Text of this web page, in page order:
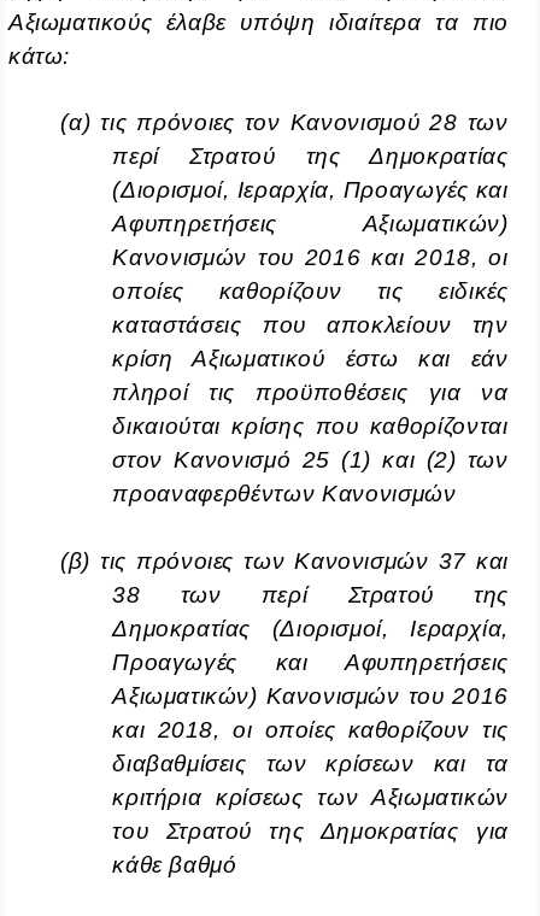
Αξιωματικούς έλαβε υπόψη ιδιαίτερα τα πιο
κάτω:
(α) τις πρόνοιες τον Κανονισμού 28 των
περί Στρατού της Δημοκρατίας
(Διορισμοί, Ιεραρχία, Προαγωγές και
Αφυπηρετήσεις Αξιωματικών)
Κανονισμών του 2016 και 2018, οι
οποίες καθορίζουν τις ειδικές
καταστάσεις που αποκλείουν την
κρίση Αξιωματικού έστω και εάν
πληροί τις προϋποθέσεις για να
δικαιούται κρίσης που καθορίζονται
στον Κανονισμό 25 (1) και (2) των
προαναφερθέντων Κανονισμών
(β)τις πρόνοιες των Κανονισμών 37 και
38 των περί Στρατού της
Δημοκρατίας (Διορισμοί, Ιεραρχία,
Προαγωγές και Αφυπηρετήσεις
Αξιωματικών) Κανονισμών του 2016
και 2018, οι οποίες καθορίζουν τις
διαβαθμίσεις των κρίσεων και τα
κριτήρια κρίσεως των Αξιωματικών
του Στρατού της Δημοκρατίας για
κάθε βαθμό